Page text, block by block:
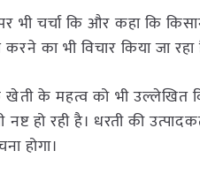
भी चर्चा कि और कहा कि
का भी विचार किया जा रहा
खेती के महत्व को भी
हो रही है। धरती की
होगा।